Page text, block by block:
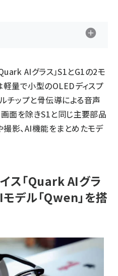
AIグラス」S1とG1の2モ
軽量で小型のOLEDディスプ
チップと骨伝導による音声
画面を除きS1と同じ主要部品
影、AI機能をまとめたモデ
ス「Quark AIグラ
デル「Qwen」を搭